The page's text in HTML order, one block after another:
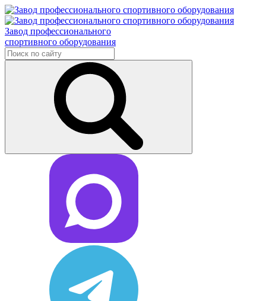
Завод профессионального
спортивного оборудования